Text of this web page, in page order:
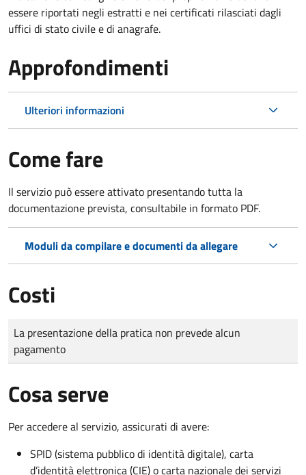
essere riportati negli estratti e nei certificati rilasciati dagli
uffici di stato civile e di anagrafe.
Approfondimenti
Ulteriori informazioni
Come fare
Il servizio può essere attivato presentando tutta la
documentazione prevista, consultabile in formato PDF.
Moduli da compilare e documenti da allegare
Costi
Tipo di pagamento
Importo
La presentazione della pratica non prevede alcun
pagamento
Cosa serve
Per accedere al servizio, assicurati di avere:
SPID (sistema pubblico di identità digitale), carta
d’identità elettronica (CIE) o carta nazionale dei servizi